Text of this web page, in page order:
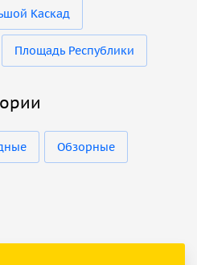
Каскад
Площадь Республики
Обзорные